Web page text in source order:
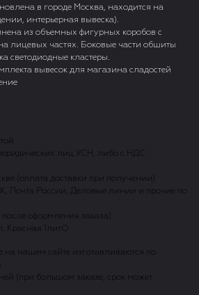
в городе Москва, находится на
интерьерная вывеска).
из объемных фигурных коробов с
лицевых частях. Боковые части обшиты
светодиодные кластеры.
вывесок для магазина сладостей
лиц УСН, либо с НДС
(оплата доставки при получении)
Почта России, Деловые линии и прочие по
после оформления заказа)
Красная 1литО
на нашем сайте изготавливаются по
(при большом заказе, срок может